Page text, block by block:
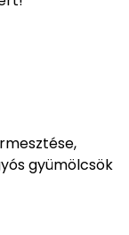
gyümölcsök